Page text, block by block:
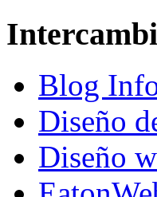
Blog
Diseño
Diseño